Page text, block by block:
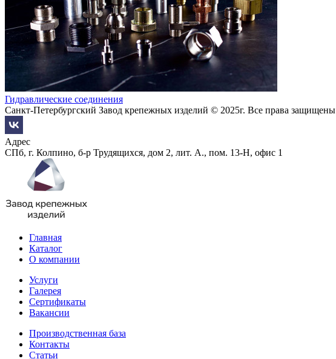
Гидравлические соединения
Санкт-Петербургский Завод крепежных изделий © 2025г. Все права защищены
Адрес
СПб, г. Колпино, б-р Трудящихся, дом 2, лит. А., пом. 13-Н, офис 1
Главная
Каталог
О компании
Услуги
Галерея
Сертификаты
Вакансии
Производственная база
Контакты
Статьи